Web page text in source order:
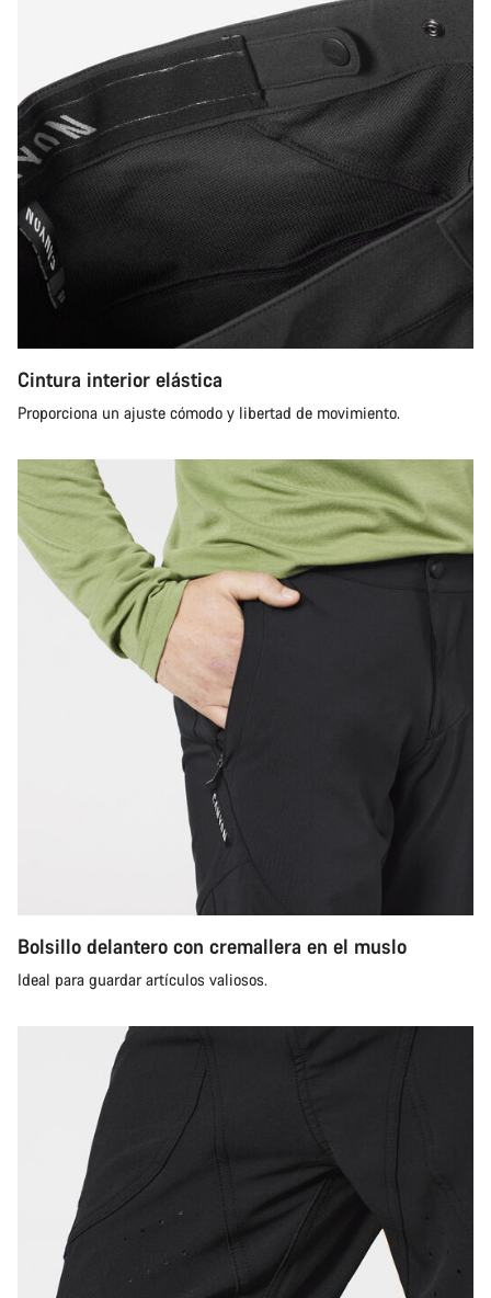
Cintura interior elástica
Proporciona un ajuste cómodo y libertad de movimiento.
Bolsillo delantero con cremallera en el muslo
Ideal para guardar artículos valiosos.